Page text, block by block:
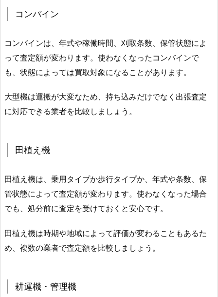
コンバイン
コンバインは、年式や稼働時間、刈取条数、保管状態によ
って査定額が変わります。使わなくなったコンバインで
も、状態によっては買取対象になることがあります。
大型機は運搬が大変なため、持ち込みだけでなく出張査定
に対応できる業者を比較しましょう。
田植え機
田植え機は、乗用タイプか歩行タイプか、年式や条数、保
管状態によって査定額が変わります。使わなくなった場合
でも、処分前に査定を受けておくと安心です。
田植え機は時期や地域によって評価が変わることもあるた
め、複数の業者で査定額を比較しましょう。
耕運機・管理機